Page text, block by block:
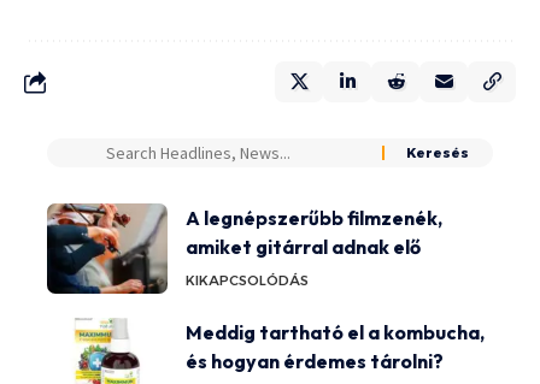
A legnépszerűbb filmzenék,
amiket gitárral adnak elő
KIKAPCSOLÓDÁS
Meddig tartható el a kombucha,
és hogyan érdemes tárolni?